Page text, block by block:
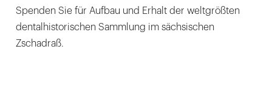
Spenden Sie für Aufbau und Erhalt der weltgrößten
dentalhistorischen Sammlung im sächsischen
Zschadraß.